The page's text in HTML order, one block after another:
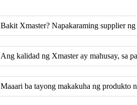
Bakit Xmaster? Napakaraming supplier
Ang kalidad ng Xmaster ay mahusay, sa
Maaari ba tayong makakuha ng produkto